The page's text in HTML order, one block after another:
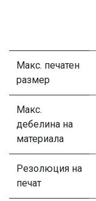
Макс. печатен
размер
Макс.
дебелина на
материала
Резолюция на
печат